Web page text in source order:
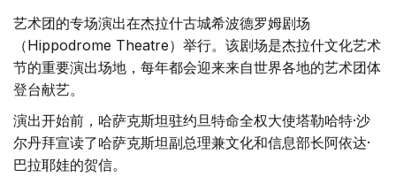
艺术团的专场演出在杰拉什古城希波德罗姆剧场
（Hippodrome Theatre）举行。该剧场是杰拉什文化艺术
节的重要演出场地，每年都会迎来来自世界各地的艺术团体
登台献艺。
演出开始前，哈萨克斯坦驻约旦特命全权大使塔勒哈特·沙
尔丹拜宣读了哈萨克斯坦副总理兼文化和信息部长阿依达·
巴拉耶娃的贺信。